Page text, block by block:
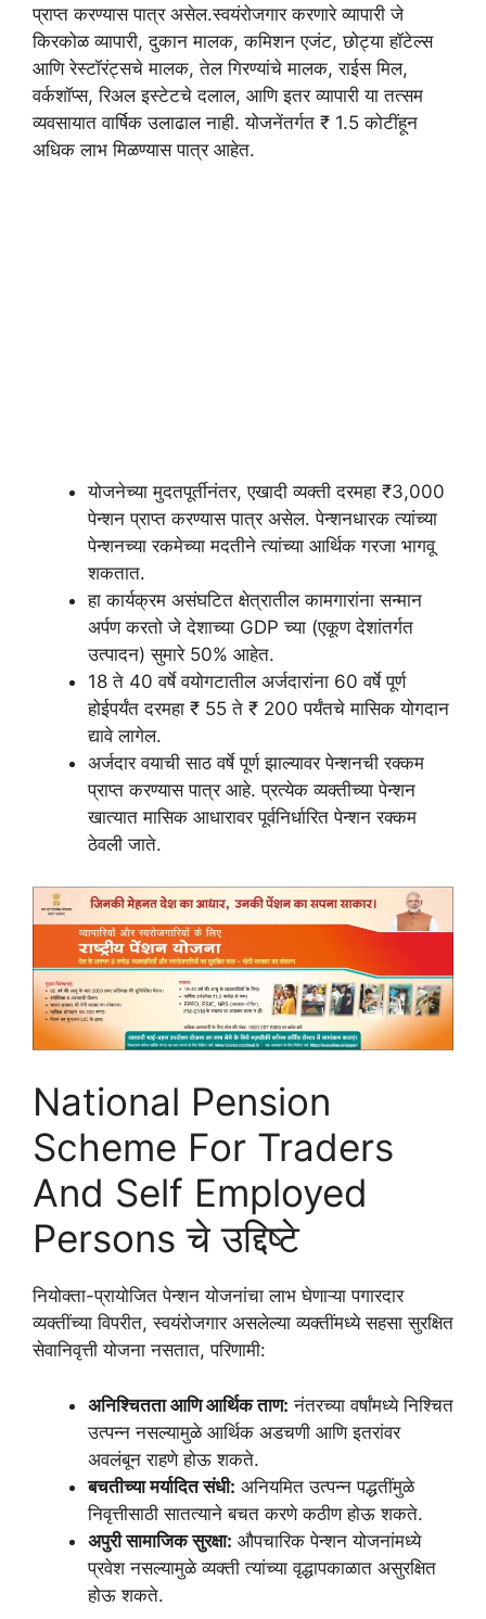
प्राप्त करण्यास पात्र असेल.स्वयंरोजगार करणारे व्यापारी जे
किरकोळ व्यापारी, दुकान मालक, कमिशन एजंट, छोट्या हॉटेल्स
आणि रेस्टॉरंट्सचे मालक, तेल गिरण्यांचे मालक, राईस मिल,
वर्कशॉप्स, रिअल इस्टेटचे दलाल, आणि इतर व्यापारी या तत्सम
व्यवसायात वार्षिक उलाढाल नाही. योजनेंतर्गत ₹ 1.5 कोटींहून
अधिक लाभ मिळण्यास पात्र आहेत.
योजनेच्या मुदतपूर्तीनंतर, एखादी व्यक्ती दरमहा ₹3,000
पेन्शन प्राप्त करण्यास पात्र असेल. पेन्शनधारक त्यांच्या
पेन्शनच्या रकमेच्या मदतीने त्यांच्या आर्थिक गरजा भागवू
शकतात.
हा कार्यक्रम असंघटित क्षेत्रातील कामगारांना सन्मान
अर्पण करतो जे देशाच्या GDP च्या (एकूण देशांतर्गत
उत्पादन) सुमारे 50% आहेत.
18 ते 40 वर्षे वयोगटातील अर्जदारांना 60 वर्षे पूर्ण
होईपर्यंत दरमहा ₹ 55 ते ₹ 200 पर्यंतचे मासिक योगदान
द्यावे लागेल.
अर्जदार वयाची साठ वर्षे पूर्ण झाल्यावर पेन्शनची रक्कम
प्राप्त करण्यास पात्र आहे. प्रत्येक व्यक्तीच्या पेन्शन
खात्यात मासिक आधारावर पूर्वनिर्धारित पेन्शन रक्कम
ठेवली जाते.
National Pension
Scheme For Traders
And Self Employed
Persons चे उद्दिष्टे
नियोक्ता-प्रायोजित पेन्शन योजनांचा लाभ घेणाऱ्या पगारदार
व्यक्तींच्या विपरीत, स्वयंरोजगार असलेल्या व्यक्तींमध्ये सहसा सुरक्षित
सेवानिवृत्ती योजना नसतात, परिणामी:
अनिश्चितता आणि आर्थिक ताण: नंतरच्या वर्षांमध्ये निश्चित
उत्पन्न नसल्यामुळे आर्थिक अडचणी आणि इतरांवर
अवलंबून राहणे होऊ शकते.
बचतीच्या मर्यादित संधी: अनियमित उत्पन्न पद्धतींमुळे
निवृत्तीसाठी सातत्याने बचत करणे कठीण होऊ शकते.
अपुरी सामाजिक सुरक्षा: औपचारिक पेन्शन योजनांमध्ये
प्रवेश नसल्यामुळे व्यक्ती त्यांच्या वृद्धापकाळात असुरक्षित
होऊ शकते.